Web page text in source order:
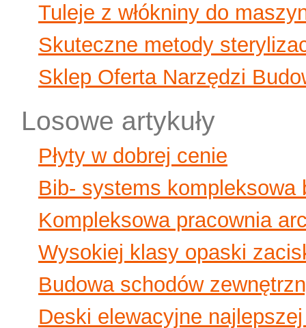
Tuleje z włókniny do
Skuteczne metody
Sklep Oferta Narzędzi
Losowe artykuły
Płyty w dobrej cenie
Bib- systems kompleksowa
Kompleksowa pracownia
Wysokiej klasy opaski
Budowa schodów
Deski elewacyjne